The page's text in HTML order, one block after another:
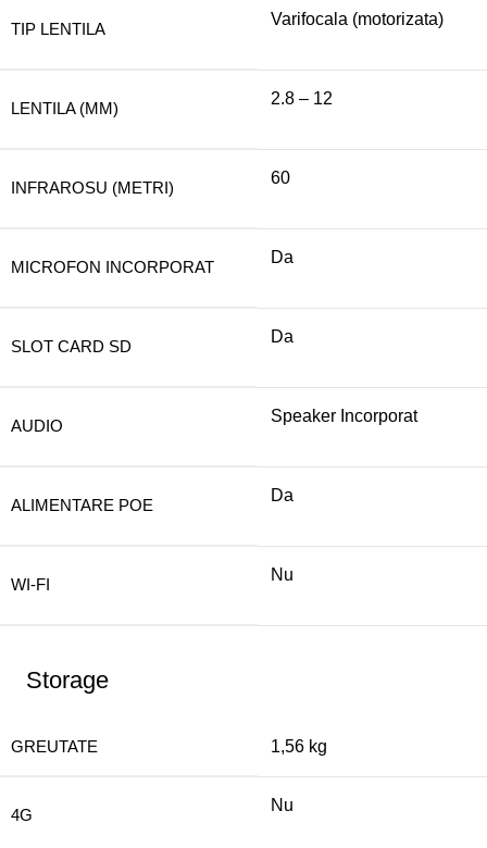
TIP LENTILA
Varifocala (motorizata)
LENTILA (MM)
2.8 – 12
INFRAROSU (METRI)
60
MICROFON INCORPORAT
Da
SLOT CARD SD
Da
AUDIO
Speaker Incorporat
ALIMENTARE POE
Da
WI-FI
Nu
Storage
GREUTATE 1,56 kg
4G
Nu